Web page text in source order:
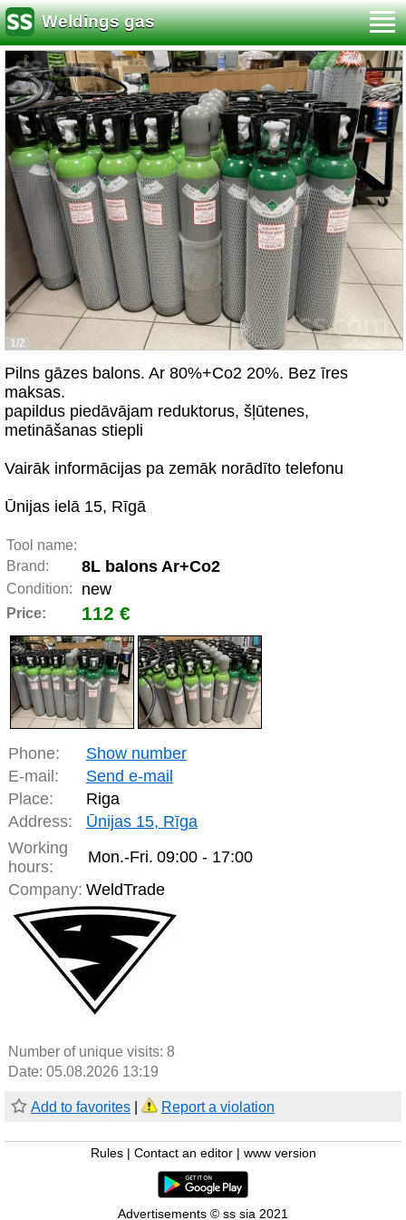
Weldings gas
1/2
Pilns gāzes balons. Ar 80%+Co2 20%. Bez īres
maksas.
papildus piedāvājam reduktorus, šļūtenes,
metināšanas stiepli
Vairāk informācijas pa zemāk norādīto telefonu
Ūnijas ielā 15, Rīgā
Tool name:
Brand:
8L balons Ar+Co2
Condition: new
Price: 112 €
Phone:
Show number
E-mail:
Send e-mail
Place:
Riga
Address:
Ūnijas 15, Rīga
Working
hours:
Mon.-Fri. 09:00 - 17:00
Company: WeldTrade
Number of unique visits: 8
Date: 05.08.2026 13:19
Add to favorites Report a violation
Rules Contact an editor www version
Advertisements © ss sia 2021